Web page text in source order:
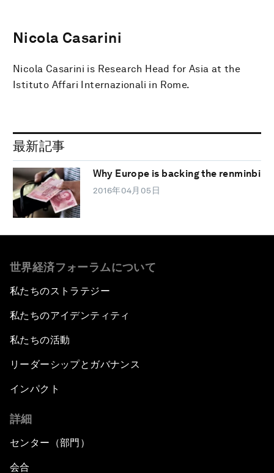
Nicola Casarini
Nicola Casarini is Research Head for Asia at the
Istituto Affari Internazionali in Rome.
最新記事
Why Europe is backing the renminbi
2016年04月05日
世界経済フォーラムについて
私たちのストラテジー
私たちのアイデンティティ
私たちの活動
リーダーシップとガバナンス
インパクト
詳細
センター（部門）
会合